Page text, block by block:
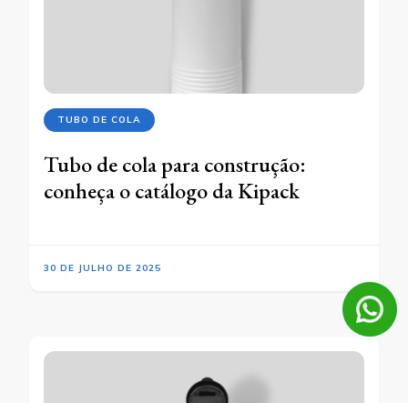
TUBO DE COLA
Tubo de cola para construção:
conheça o catálogo da Kipack
30 DE JULHO DE 2025